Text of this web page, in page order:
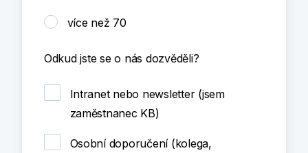
více než 70
Odkud jste se o nás dozvěděli?
Intranet nebo newsletter (jsem
zaměstnanec KB)
Osobní doporučení (kolega,